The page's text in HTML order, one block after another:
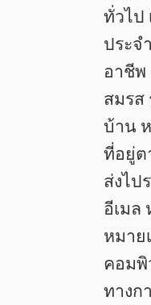
ทั่วไป
ประจ
อาชีพ
สมรส
บ้าน
ที่อยู่ต
ส่งไป
อีเมล
หมาย
คอมพิ
ทางก